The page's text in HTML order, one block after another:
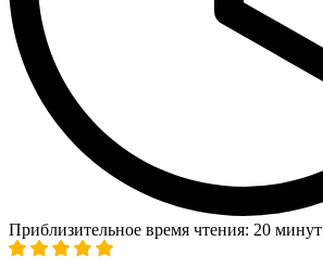
Приблизительное время чтения: 20 минут